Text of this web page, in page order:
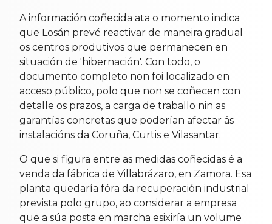
A información coñecida ata o momento indica
que Losán prevé reactivar de maneira gradual
os centros produtivos que permanecen en
situación de 'hibernación'. Con todo, o
documento completo non foi localizado en
acceso público, polo que non se coñecen con
detalle os prazos, a carga de traballo nin as
garantías concretas que poderían afectar ás
instalacións da Coruña, Curtis e Vilasantar.
O que si figura entre as medidas coñecidas é a
venda da fábrica de Villabrázaro, en Zamora. Esa
planta quedaría fóra da recuperación industrial
prevista polo grupo, ao considerar a empresa
que a súa posta en marcha esixiría un volume